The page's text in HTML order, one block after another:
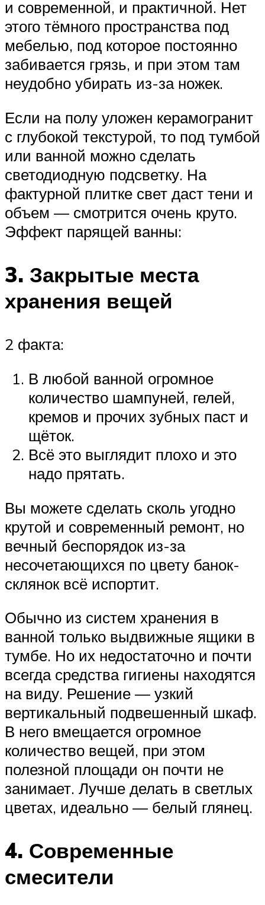
и современной, и практичной. Нет
этого тёмного пространства под
мебелью, под которое постоянно
забивается грязь, и при этом там
неудобно убирать из-за ножек.
Если на полу уложен керамогранит
с глубокой текстурой, то под тумбой
или ванной можно сделать
светодиодную подсветку. На
фактурной плитке свет даст тени и
объем — смотрится очень круто.
Эффект парящей ванны:
3. Закрытые места
хранения вещей
2 факта:
В любой ванной огромное
количество шампуней, гелей,
кремов и прочих зубных паст и
щёток.
Всё это выглядит плохо и это
надо прятать.
Вы можете сделать сколь угодно
крутой и современный ремонт, но
вечный беспорядок из-за
несочетающихся по цвету банок-
склянок всё испортит.
Обычно из систем хранения в
ванной только выдвижные ящики в
тумбе. Но их недостаточно и почти
всегда средства гигиены находятся
на виду. Решение — узкий
вертикальный подвешенный шкаф.
В него вмещается огромное
количество вещей, при этом
полезной площади он почти не
занимает. Лучше делать в светлых
цветах, идеально — белый глянец.
4. Современные
смесители